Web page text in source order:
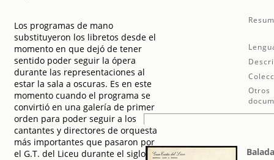
Los programas de mano
substituyeron los libretos desde el
momento en que dejó de tener
sentido poder seguir la ópera
durante las representaciones al
estar la sala a oscuras. Es en este
momento cuando el programa se
convirtió en una galería de primer
orden para poder seguir a los
cantantes y directores de orquesta
más importantes que pasaron por
el G.T. del Liceu durante el siglo XX.
Otros